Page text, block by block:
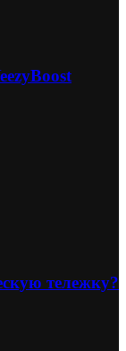
тележку?